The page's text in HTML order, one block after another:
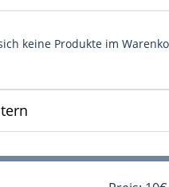
keine Produkte im